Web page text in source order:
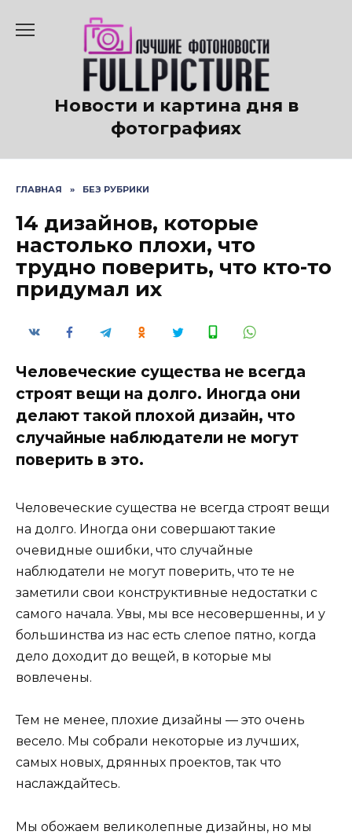
содержанию
Новости и картина дня в
фотографиях
ГЛАВНАЯ » БЕЗ РУБРИКИ
14 дизайнов, которые
настолько плохи, что
трудно поверить, что кто-то
придумал их
Человеческие существа не всегда
строят вещи на долго. Иногда они
делают такой плохой дизайн, что
случайные наблюдатели не могут
поверить в это.
Человеческие существа не всегда строят вещи
на долго. Иногда они совершают такие
очевидные ошибки, что случайные
наблюдатели не могут поверить, что те не
заметили свои конструктивные недостатки с
самого начала. Увы, мы все несовершенны, и у
большинства из нас есть слепое пятно, когда
дело доходит до вещей, в которые мы
вовлечены.
Тем не менее, плохие дизайны — это очень
весело. Мы собрали некоторые из лучших,
самых новых, дрянных проектов, так что
наслаждайтесь.
Мы обожаем великолепные дизайны, но мы